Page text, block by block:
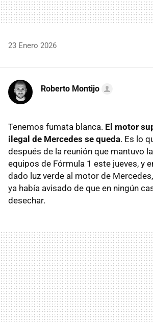
23 Enero 2026
Roberto Montijo
Tenemos fumata blanca. El motor
ilegal de Mercedes se queda. Es lo
después de la reunión que mantuvo
equipos de Fórmula 1 este jueves, y
dado luz verde al motor de
ya había avisado de que en ningún
desechar.